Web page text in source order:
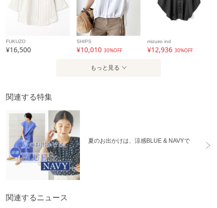
FUKUZO
¥16,500
SHIPS
¥10,01030%OFF
mizuiro ind
¥12,93630%OFF
もっと見る
関連する特集
夏のお出かけは、涼感BLUE & NAVYで
関連するニュース